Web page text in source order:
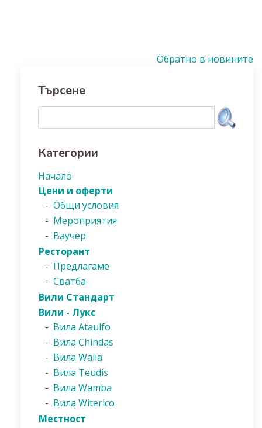
Обратно в новините
Търсене
Категории
Начало
Цени и оферти
- Общи условия
- Мероприятия
- Ваучер
Ресторант
- Предлагаме
- Сватба
Вили Стандарт
Вили - Лукс
- Вила Ataulfo
- Вила Chindas
- Вила Walia
- Вила Teudis
- Вила Wamba
- Вила Witerico
Местност